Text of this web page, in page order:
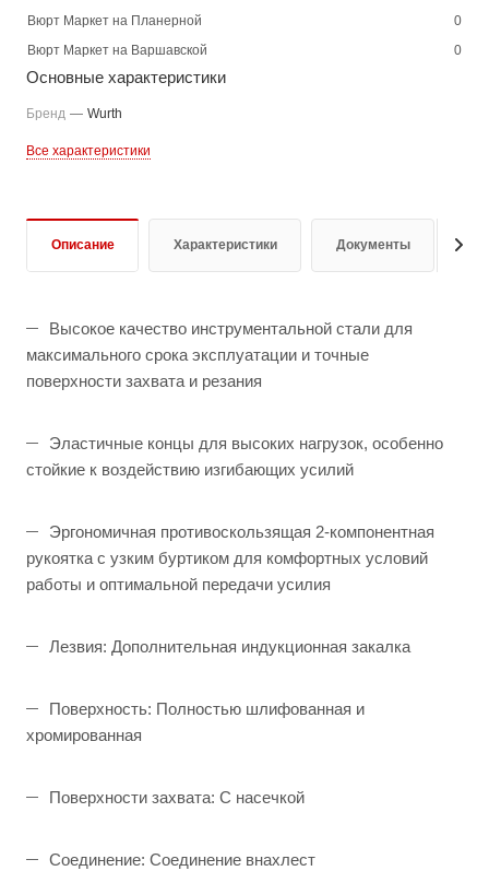
Вюрт Маркет на Планерной
0
Вюрт Маркет на Варшавской
0
Основные характеристики
Бренд — Wurth
Все характеристики
Описание Характеристики Документы
Высокое качество инструментальной стали для
максимального срока эксплуатации и точные
поверхности захвата и резания
Эластичные концы для высоких нагрузок, особенно
стойкие к воздействию изгибающих усилий
Эргономичная противоскользящая 2-компонентная
рукоятка с узким буртиком для комфортных условий
работы и оптимальной передачи усилия
Лезвия: Дополнительная индукционная закалка
Поверхность: Полностью шлифованная и
хромированная
Поверхности захвата: С насечкой
Соединение: Соединение внахлест